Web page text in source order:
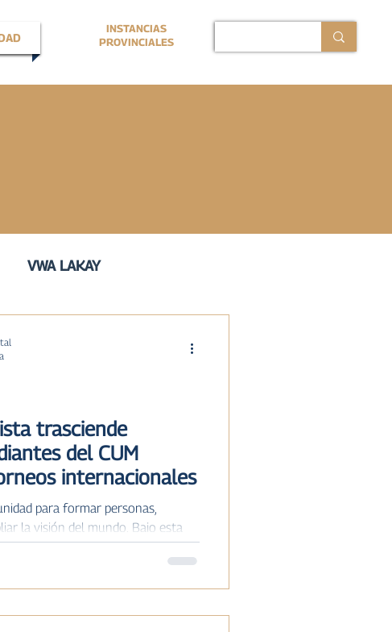
INSTANCIAS
PROVINCIALES
VWA LAKAY
HISTORIA
trasciende
del CUM
internacionales
para formar personas,
la visión del mundo. Bajo esta
Centro Universitario Montejo
y a su comunidad educativa
internacionales de fútbol,